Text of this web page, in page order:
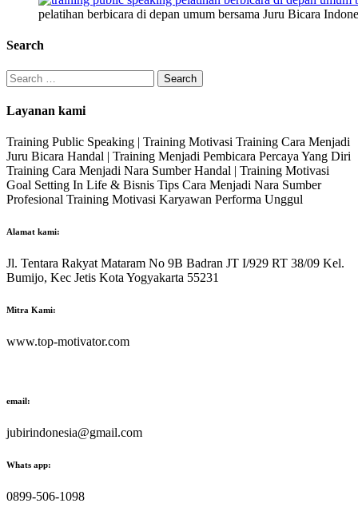
pelatihan berbicara di depan umum bersama Juru Bicara
Search
Search
for:
Layanan kami
Training Public Speaking | Training Motivasi Training Cara Menjadi
Juru Bicara Handal | Training Menjadi Pembicara Percaya Yang Diri
Training Cara Menjadi Nara Sumber Handal | Training Motivasi
Goal Setting In Life & Bisnis Tips Cara Menjadi Nara Sumber
Profesional Training Motivasi Karyawan Performa Unggul
Alamat kami:
Jl. Tentara Rakyat Mataram No 9B Badran JT I/929 RT 38/09 Kel.
Bumijo, Kec Jetis Kota Yogyakarta 55231
Mitra Kami:
www.top-motivator.com
email:
jubirindonesia@gmail.com
Whats app:
0899-506-1098